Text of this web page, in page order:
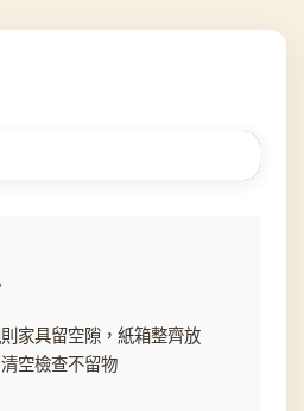
家具留空隙，紙箱整齊放
空檢查不留物